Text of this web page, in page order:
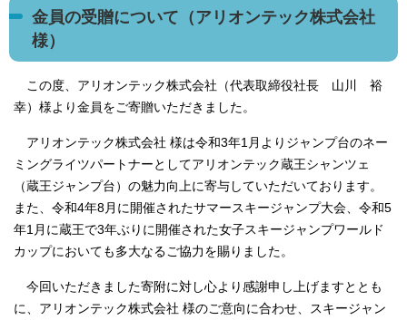
金員の受贈について（アリオンテック株式会社
様）
この度、アリオンテック株式会社（代表取締役社長 山川 裕
幸）様より金員をご寄贈いただきました。
アリオンテック株式会社 様は令和3年1月よりジャンプ台のネー
ミングライツパートナーとしてアリオンテック蔵王シャンツェ
（蔵王ジャンプ台）の魅力向上に寄与していただいております。
また、令和4年8月に開催されたサマースキージャンプ大会、令和5
年1月に蔵王で3年ぶりに開催された女子スキージャンプワールド
カップにおいても多大なるご協力を賜りました。
今回いただきました寄附に対し心より感謝申し上げますととも
に、アリオンテック株式会社 様のご意向に合わせ、スキージャン